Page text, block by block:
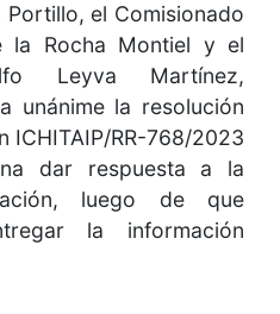
el Comisionado
la Rocha Montiel y el
Leyva Martínez,
unánime la resolución
ICHITAIP/RR-768/2023
dar respuesta a la
luego de que
la información